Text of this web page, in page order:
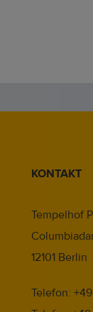
ihre optimale
Vorstand
KONTAKT
Tempelhof
12101 Berlin
Telefon: